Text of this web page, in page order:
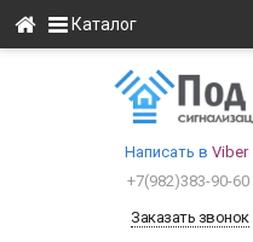
Каталог
Написать в Viber
+7(982)383-90-60
Заказать звонок